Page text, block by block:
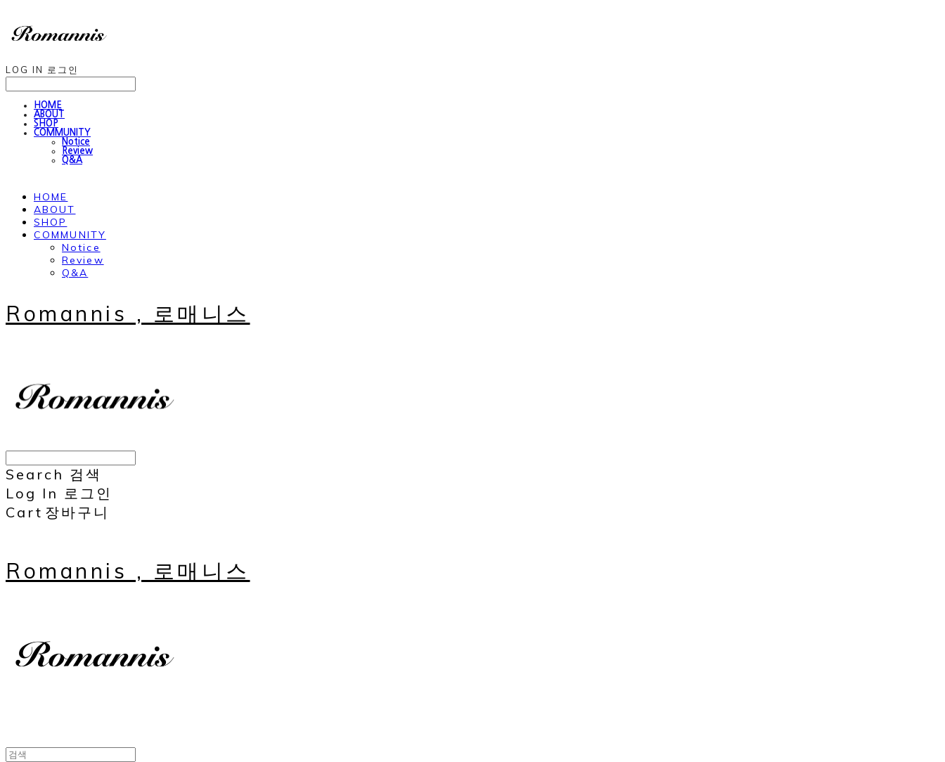
LOG IN 로그인
HOME
ABOUT
SHOP
COMMUNITY
Notice
Review
Q&A
HOME
ABOUT
SHOP
COMMUNITY
Notice
Review
Q&A
Romannis , 로매니스
Search 검색
Log In 로그인
Cart 장바구니
Romannis , 로매니스